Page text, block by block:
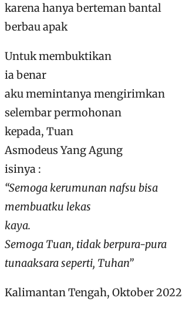
karena hanya berteman bantal
berbau apak
Untuk membuktikan
ia benar
aku memintanya mengirimkan
selembar permohonan
kepada, Tuan
Asmodeus Yang Agung
isinya :
“Semoga kerumunan nafsu bisa
membuatku lekas
kaya.
Semoga Tuan, tidak berpura-pura
tunaaksara seperti, Tuhan”
Kalimantan Tengah, Oktober 2022